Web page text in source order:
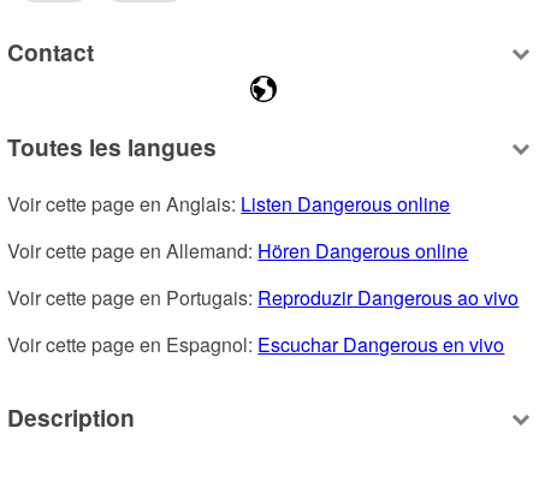
Contact
Toutes les langues
Voir cette page en Anglais: Listen Dangerous online
Voir cette page en Allemand: Hören Dangerous online
Voir cette page en Portugais: Reproduzir Dangerous ao vivo
Voir cette page en Espagnol: Escuchar Dangerous en vivo
Description